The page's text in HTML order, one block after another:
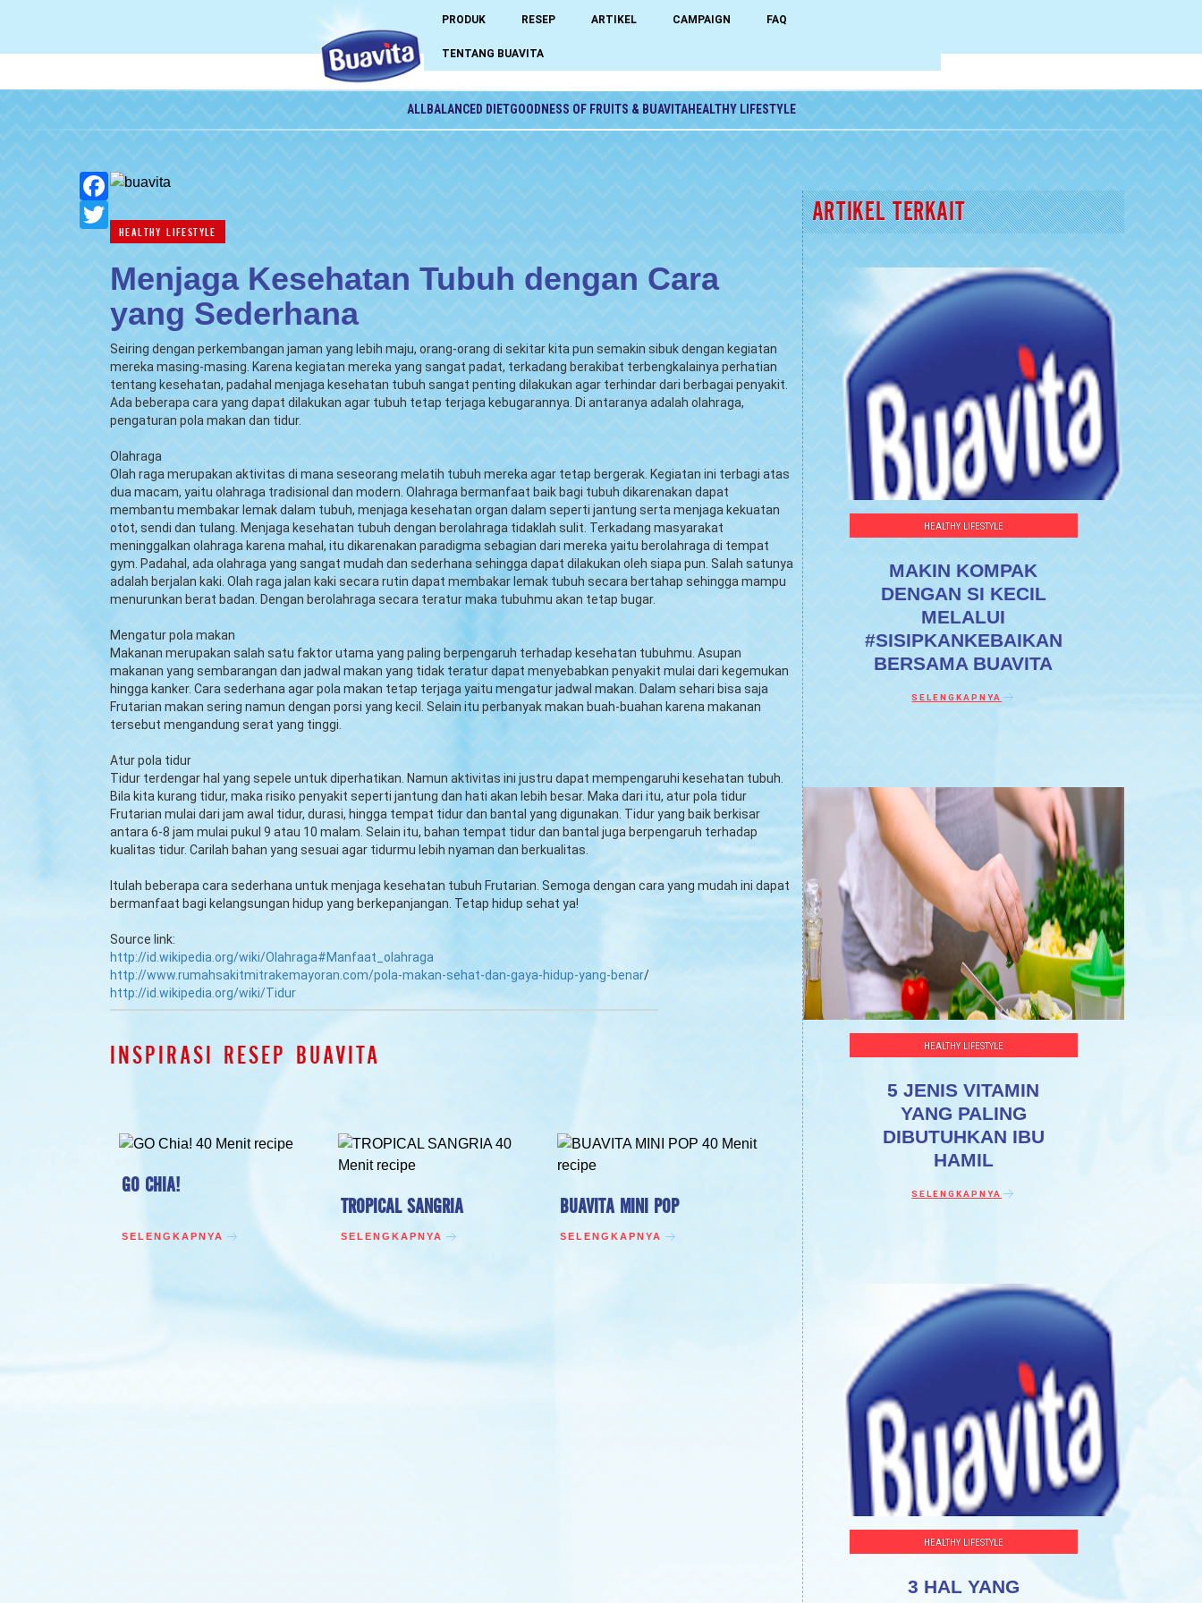
PRODUK RESEP ARTIKEL CAMPAIGN FAQ
TENTANG BUAVITA
ALLBALANCED DIETGOODNESS OF FRUITS & BUAVITAHEALTHY LIFESTYLE
null
Facebook
null
null
null
HEALTHY LIFESTYLE
Menjaga Kesehatan Tubuh dengan Cara
yang Sederhana
Seiring dengan perkembangan jaman yang lebih maju, orang-orang di sekitar kita pun semakin sibuk dengan kegiatan
mereka masing-masing. Karena kegiatan mereka yang sangat padat, terkadang berakibat terbengkalainya perhatian
tentang kesehatan, padahal menjaga kesehatan tubuh sangat penting dilakukan agar terhindar dari berbagai penyakit.
Ada beberapa cara yang dapat dilakukan agar tubuh tetap terjaga kebugarannya. Di antaranya adalah olahraga,
pengaturan pola makan dan tidur.
Olahraga
Olah raga merupakan aktivitas di mana seseorang melatih tubuh mereka agar tetap bergerak. Kegiatan ini terbagi atas
dua macam, yaitu olahraga tradisional dan modern. Olahraga bermanfaat baik bagi tubuh dikarenakan dapat
membantu membakar lemak dalam tubuh, menjaga kesehatan organ dalam seperti jantung serta menjaga kekuatan
otot, sendi dan tulang. Menjaga kesehatan tubuh dengan berolahraga tidaklah sulit. Terkadang masyarakat
meninggalkan olahraga karena mahal, itu dikarenakan paradigma sebagian dari mereka yaitu berolahraga di tempat
gym. Padahal, ada olahraga yang sangat mudah dan sederhana sehingga dapat dilakukan oleh siapa pun. Salah satunya
adalah berjalan kaki. Olah raga jalan kaki secara rutin dapat membakar lemak tubuh secara bertahap sehingga mampu
menurunkan berat badan. Dengan berolahraga secara teratur maka tubuhmu akan tetap bugar.
Mengatur pola makan
Makanan merupakan salah satu faktor utama yang paling berpengaruh terhadap kesehatan tubuhmu. Asupan
makanan yang sembarangan dan jadwal makan yang tidak teratur dapat menyebabkan penyakit mulai dari kegemukan
hingga kanker. Cara sederhana agar pola makan tetap terjaga yaitu mengatur jadwal makan. Dalam sehari bisa saja
Frutarian makan sering namun dengan porsi yang kecil. Selain itu perbanyak makan buah-buahan karena makanan
tersebut mengandung serat yang tinggi.
Atur pola tidur
Tidur terdengar hal yang sepele untuk diperhatikan. Namun aktivitas ini justru dapat mempengaruhi kesehatan tubuh.
Bila kita kurang tidur, maka risiko penyakit seperti jantung dan hati akan lebih besar. Maka dari itu, atur pola tidur
Frutarian mulai dari jam awal tidur, durasi, hingga tempat tidur dan bantal yang digunakan. Tidur yang baik berkisar
antara 6-8 jam mulai pukul 9 atau 10 malam. Selain itu, bahan tempat tidur dan bantal juga berpengaruh terhadap
kualitas tidur. Carilah bahan yang sesuai agar tidurmu lebih nyaman dan berkualitas.
Itulah beberapa cara sederhana untuk menjaga kesehatan tubuh Frutarian. Semoga dengan cara yang mudah ini dapat
bermanfaat bagi kelangsungan hidup yang berkepanjangan. Tetap hidup sehat ya!
Source link:
http://id.wikipedia.org/wiki/Olahraga#Manfaat_olahraga
http://www.rumahsakitmitrakemayoran.com/pola-makan-sehat-dan-gaya-hidup-yang-benar/
http://id.wikipedia.org/wiki/Tidur
INSPIRASI RESEP BUAVITA
GO CHIA!
SELENGKAPNYA
TROPICAL SANGRIA
SELENGKAPNYA
BUAVITA MINI POP
SELENGKAPNYA
ARTIKEL TERKAIT
HEALTHY LIFESTYLE
MAKIN KOMPAK
DENGAN SI KECIL
MELALUI
#SISIPKANKEBAIKAN
BERSAMA BUAVITA
SELENGKAPNYA
HEALTHY LIFESTYLE
5 JENIS VITAMIN
YANG PALING
DIBUTUHKAN IBU
HAMIL
SELENGKAPNYA
HEALTHY LIFESTYLE
3 HAL YANG